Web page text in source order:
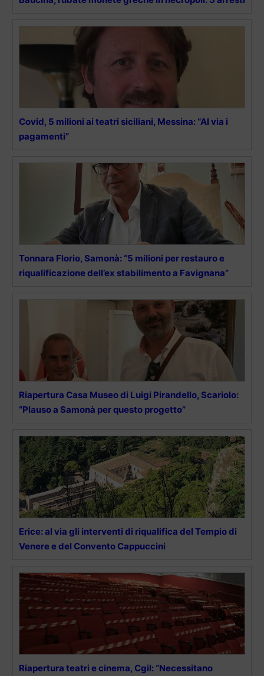
Covid, 5 milioni ai teatri siciliani, Messina: “Al via i
pagamenti”
Tonnara Florio, Samonà: “5 milioni per restauro e
riqualificazione dell’ex stabilimento a Favignana”
Ria­per­tu­ra Casa Mu­seo di Lui­gi Pi­ran­del­lo, Scariolo:
“Plauso a Samonà per questo progetto”
Erice: al via gli interventi di riqualifica del Tempio di
Venere e del Convento Cappuccini
Riapertura teatri e cinema, Cgil: “Necessitano